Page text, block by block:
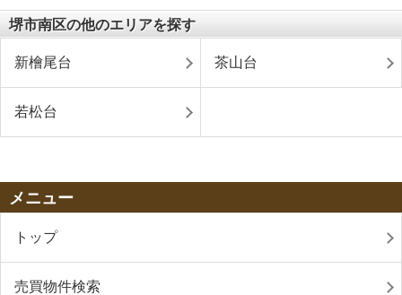
堺市南区の他のエリアを探す
新檜尾台 茶山台
若松台
メニュー
トップ
売買物件検索